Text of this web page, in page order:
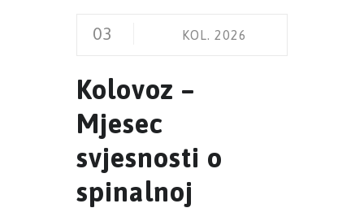
03 KOL. 2026
Kolovoz –
Mjesec
svjesnosti o
spinalnoj